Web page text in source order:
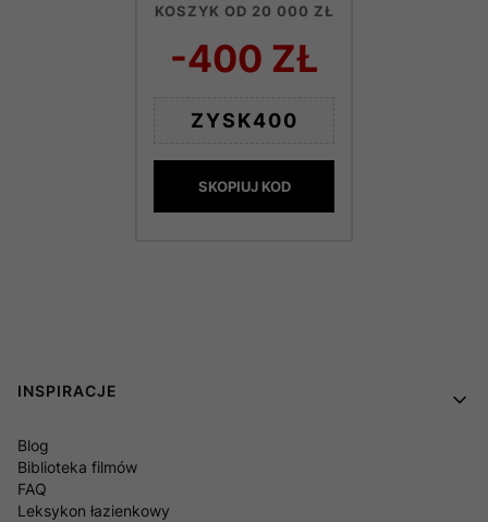
KOSZYK OD 20 000 ZŁ
-400 ZŁ
ZYSK400
SKOPIUJ KOD
Linki w stopce
INSPIRACJE
Blog
Biblioteka filmów
FAQ
Leksykon łazienkowy